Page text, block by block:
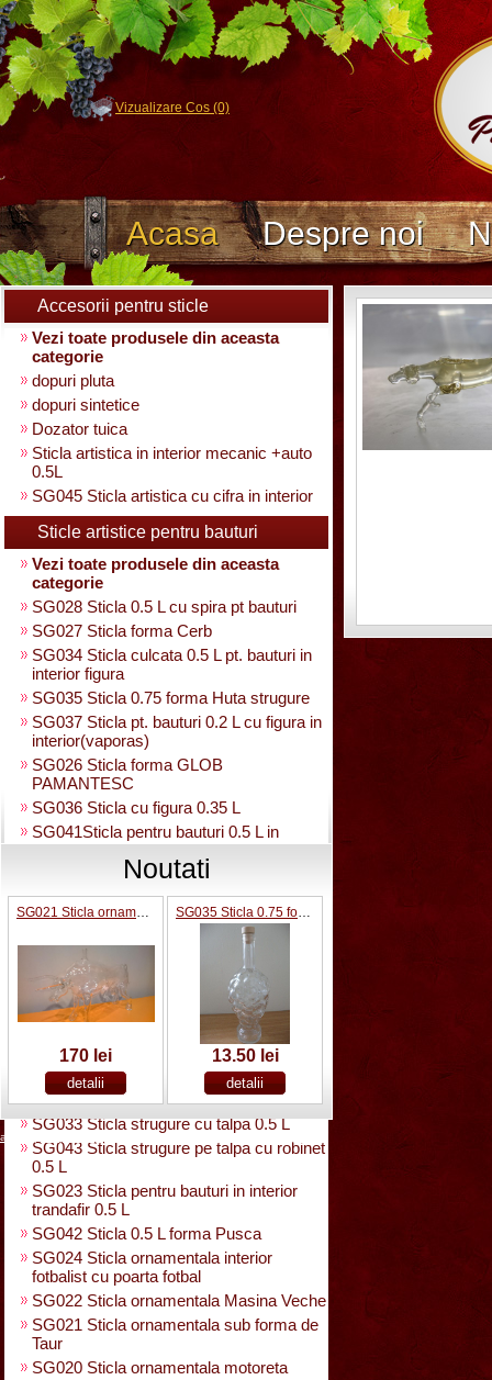
Vizualizare Cos (0)
Acasa Despre noi
Accesorii pentru sticle
Vezi toate produsele din aceasta
categorie
dopuri pluta
dopuri sintetice
Dozator tuica
Sticla artistica in interior mecanic +auto
0.5L
SG045 Sticla artistica cu cifra in interior
Sticle artistice pentru bauturi
Vezi toate produsele din aceasta
categorie
SG028 Sticla 0.5 L cu spira pt bauturi
SG027 Sticla forma Cerb
SG034 Sticla culcata 0.5 L pt. bauturi in
interior figura
SG035 Sticla 0.75 forma Huta strugure
SG037 Sticla pt. bauturi 0.2 L cu figura in
interior(vaporas)
SG026 Sticla forma GLOB
PAMANTESC
SG036 Sticla cu figura 0.35 L
SG041Sticla pentru bauturi 0.5 L in
interior strugure
SG040 Sticla artistica in interior strugure
umpluta 0.35 L
SG030 Sticla artistica Amfora
SG039 Sticla artistica in interior para
SG025 Sticla carte vizita 0.35 L
SG032 Sticla pentru bauturi0.35 L
rasucita
SG029 Sticla rasucita cu numar
SG038 Sticla pentru bauturi cu 2 pahare
SG031 Sticla forma para 0.5 L cu talpa
SG033 Sticla strugure cu talpa 0.5 L
SG043 Sticla strugure pe talpa cu robinet
0.5 L
SG023 Sticla pentru bauturi in interior
trandafir 0.5 L
SG042 Sticla 0.5 L forma Pusca
SG024 Sticla ornamentala interior
fotbalist cu poarta fotbal
SG022 Sticla ornamentala Masina Veche
SG021 Sticla ornamentala sub forma de
Taur
SG020 Sticla ornamentala motoreta
Noutati
SG021 Sticla ornamentala sub forma de Taur
170 lei
SG035 Sticla 0.75 forma Huta strugure
13.50 lei
acasa contact cum cumpar